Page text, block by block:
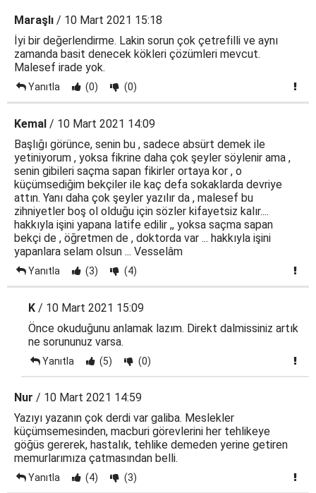
Maraşlı / 10 Mart 2021 15:18
İyi bir değerlendirme. Lakin sorun çok çetrefilli ve aynı
zamanda basit denecek kökleri çözümleri mevcut.
Malesef irade yok.
Yanıtla (0) (0)
Kemal / 10 Mart 2021 14:09
Başlığı görünce, senin bu , sadece absürt demek ile
yetiniyorum , yoksa fikrine daha çok şeyler söylenir ama ,
senin gibileri saçma sapan fikirler ortaya kor , o
küçümsediğim bekçiler ile kaç defa sokaklarda devriye
attın. Yanı daha çok şeyler yazılır da , malesef bu
zihniyetler boş ol olduğu için sözler kifayetsiz kalır....
hakkıyla işini yapana latife edilir ,, yoksa saçma sapan
bekçi de , öğretmen de , doktorda var ... hakkıyla işini
yapanlara selam olsun ... Vesselâm
Yanıtla (3) (4)
K / 10 Mart 2021 15:09
Önce okuduğunu anlamak lazım. Direkt dalmissiniz artık
ne sorununuz varsa.
Yanıtla (5) (0)
Nur / 10 Mart 2021 14:59
Yazıyı yazanın çok derdi var galiba. Meslekler
küçümsemesinden, macburi görevlerini her tehlikeye
göğüs gererek, hastalık, tehlike demeden yerine getiren
memurlarımıza çatmasından belli.
Yanıtla (4) (3)